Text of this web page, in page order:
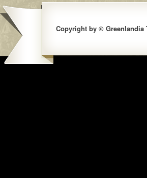
Copyright by © Greenlandia